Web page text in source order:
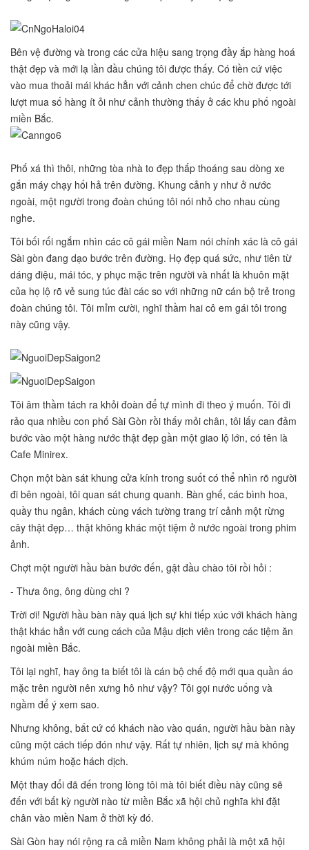
Bên vệ đường và trong các cửa hiệu sang trọng đầy ắp hàng hoá
thật đẹp và mới lạ lần đầu chúng tôi được thấy. Có tiền cứ việc
vào mua thoải mái khác hẳn với cảnh chen chúc để chờ được tới
lượt mua số hàng ít ỏi như cảnh thường thấy ở các khu phố ngoài
miền Bắc.
Phố xá thì thôi, những tòa nhà to đẹp thấp thoáng sau dòng xe
gắn máy chạy hối hả trên đường. Khung cảnh y như ở nước
ngoài, một người trong đoàn chúng tôi nói nhỏ cho nhau cùng
nghe.
Tôi bối rối ngắm nhìn các cô gái miền Nam nói chính xác là cô gái
Sài gòn đang dạo bước trên đường. Họ đẹp quá sức, như tiên từ
dáng điệu, mái tóc, y phục mặc trên người và nhất là khuôn mặt
của họ lộ rõ vẻ sung túc đài các so với những nữ cán bộ trẻ trong
đoàn chúng tôi. Tôi mỉm cười, nghĩ thầm hai cô em gái tôi trong
này cũng vậy.
Tôi âm thầm tách ra khỏi đoàn để tự mình đi theo ý muốn. Tôi đi
rảo qua nhiều con phố Sài Gòn rồi thấy mỏi chân, tôi lấy can đảm
bước vào một hàng nước thật đẹp gần một giao lộ lớn, có tên là
Cafe Minirex.
Chọn một bàn sát khung cửa kính trong suốt có thể nhìn rõ người
đi bên ngoài, tôi quan sát chung quanh. Bàn ghế, các bình hoa,
quầy thu ngân, khách cùng vách tường trang trí cảnh một rừng
cây thật đẹp… thật không khác một tiệm ở nước ngoài trong phim
ảnh.
Chợt một người hầu bàn bước đến, gật đầu chào tôi rồi hỏi :
- Thưa ông, ông dùng chi ?
Trời ơi! Người hầu bàn này quá lịch sự khi tiếp xúc với khách hàng
thật khác hẳn với cung cách của Mậu dịch viên trong các tiệm ăn
ngoài miền Bắc.
Tôi lại nghĩ, hay ông ta biết tôi là cán bộ chế độ mới qua quần áo
mặc trên người nên xưng hô như vậy? Tôi gọi nước uống và
ngầm để ý xem sao.
Nhưng không, bất cứ có khách nào vào quán, người hầu bàn này
cũng một cách tiếp đón như vậy. Rất tự nhiên, lịch sự mà không
khúm núm hoặc hách dịch.
Một thay đổi đã đến trong lòng tôi mà tôi biết điều này cũng sẽ
đến với bất kỳ người nào từ miền Bắc xã hội chủ nghĩa khi đặt
chân vào miền Nam ở thời kỳ đó.
Sài Gòn hay nói rộng ra cả miền Nam không phải là một xã hội